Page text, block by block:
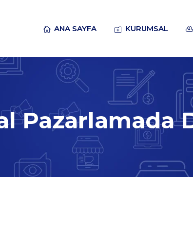
ANA SAYFA KURUMSAL
Pazarlamada